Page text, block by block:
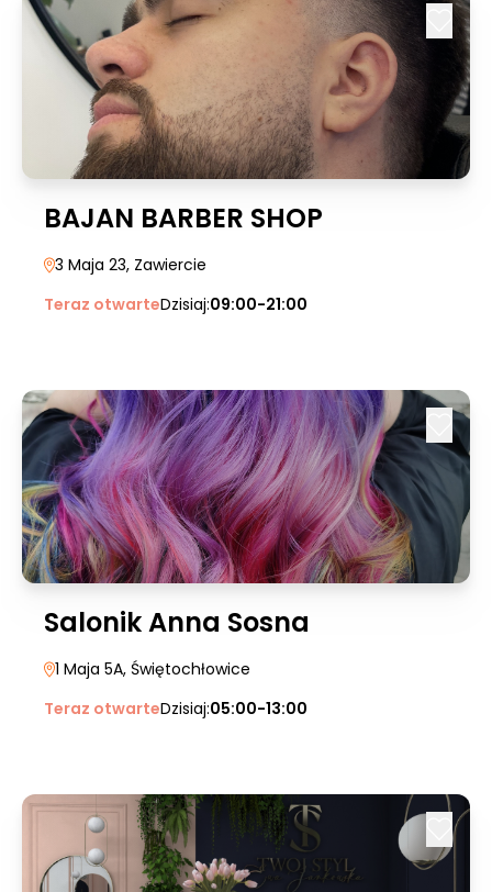
BAJAN BARBER SHOP
3 Maja 23, Zawiercie
Teraz otwarteDzisiaj:09:00-21:00
Salonik Anna Sosna
1 Maja 5A, Świętochłowice
Teraz otwarteDzisiaj:05:00-13:00